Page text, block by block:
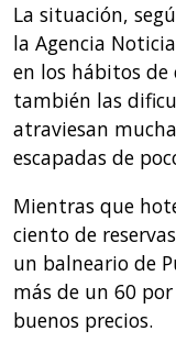
La situación,
la Agencia
en los hábitos
también las
atraviesan
escapadas de
Mientras que
ciento de
un balneario de
más de un 60
buenos precios.